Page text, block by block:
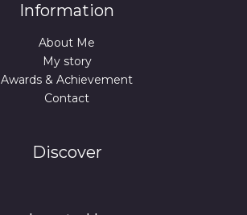
Information
About Me
My story
Awards & Achievement
Contact
Discover